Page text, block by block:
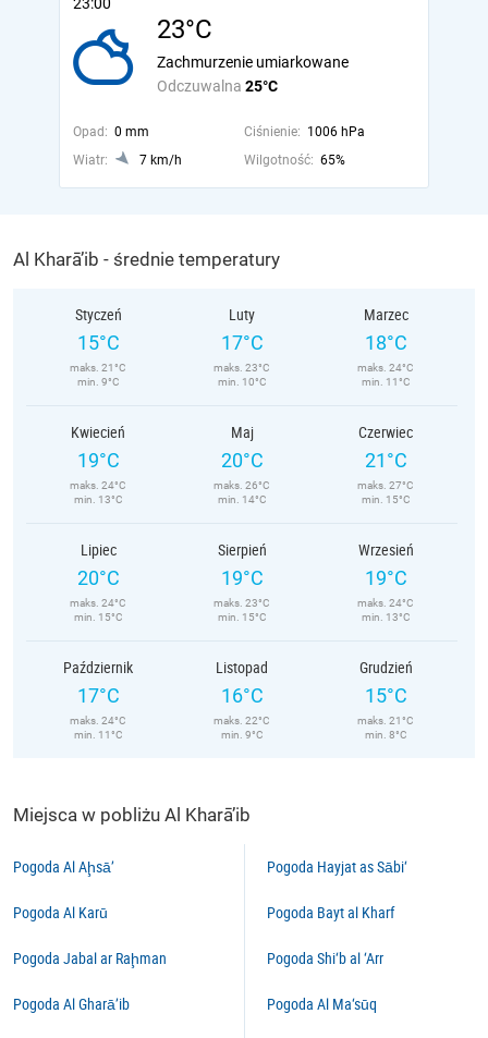
23°C
Odczuwalna 25°C
Zachmurzenie umiarkowane
Opad: 0 mm Ciśnienie: 1006 hPa
Wiatr:
7 km/h Wilgotność: 65%
Al Kharā’ib - średnie temperatury
Styczeń
15°C
maks. 21°C
min. 9°C
Luty
17°C
maks. 23°C
min. 10°C
Marzec
18°C
maks. 24°C
min. 11°C
Kwiecień
19°C
maks. 24°C
min. 13°C
Maj
20°C
maks. 26°C
min. 14°C
Czerwiec
21°C
maks. 27°C
min. 15°C
Lipiec
20°C
maks. 24°C
min. 15°C
Sierpień
19°C
maks. 23°C
min. 15°C
Wrzesień
19°C
maks. 24°C
min. 13°C
Październik
17°C
maks. 24°C
min. 11°C
Listopad
16°C
maks. 22°C
min. 9°C
Grudzień
15°C
maks. 21°C
min. 8°C
Miejsca w pobliżu Al Kharā’ib
Pogoda Al Aḩsā’
Pogoda Al Karū
Pogoda Jabal ar Raḩman
Pogoda Al Gharā’ib
Pogoda Hayjat as Sābi‘
Pogoda Bayt al Kharf
Pogoda Shi‘b al ‘Arr
Pogoda Al Ma‘sūq